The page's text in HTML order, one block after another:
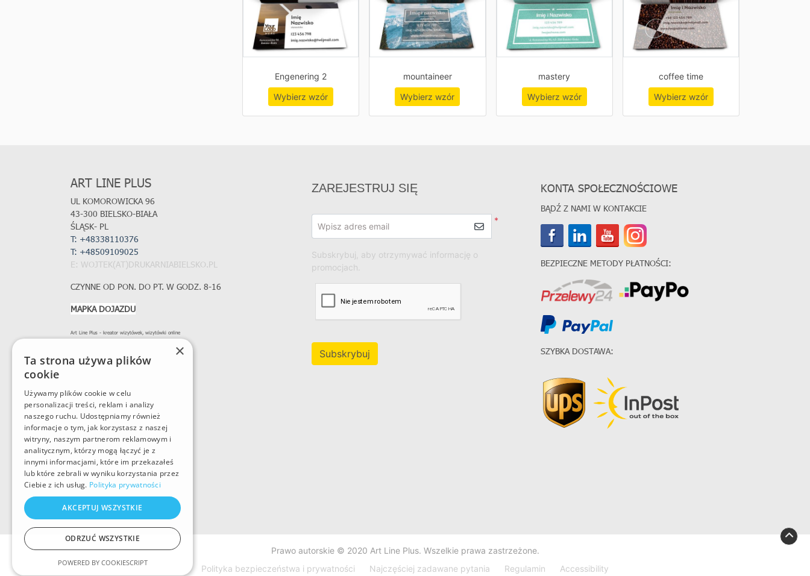
Engenering 2
Wybierz wzór
mountaineer
Wybierz wzór
mastery
Wybierz wzór
coffee time
Wybierz wzór
ART LINE PLUS
UL KOMOROWICKA 96
43-300 BIELSKO-BIAŁA
ŚLĄSK- PL
T: +48338110376
T: +48509109025
E: WOJTEK(AT)DRUKARNIABIELSKO.PL
CZYNNE OD PON. DO PT. W GODZ. 8-16
MAPKA DOJAZDU
Art Line Plus - kreator wizytówek, wizytówki online
ZAREJESTRUJ SIĘ
*
Wpisz adres email
Subskrybuj, aby otrzymywać informację o
promocjach.
Subskrybuj
KONTA SPOŁECZNOŚCIOWE
BĄDŹ Z NAMI W KONTAKCIE
BEZPIECZNE METODY PŁATNOŚCI:
SZYBKA DOSTAWA:
Prawo autorskie © 2020 Art Line Plus. Wszelkie prawa zastrzeżone.
Polityka bezpieczeństwa i prywatności
Najczęściej zadawane pytania Regulamin Accessibility
×
Ta strona używa plików
cookie
Używamy plików cookie w celu
personalizacji treści, reklam i analizy
naszego ruchu. Udostępniamy również
informacje o tym, jak korzystasz z naszej
witryny, naszym partnerom reklamowym i
analitycznym, którzy mogą łączyć je z
innymi informacjami, które im przekazałeś
lub które zebrali w wyniku korzystania przez
Ciebie z ich usług. Polityka prywatności
AKCEPTUJ WSZYSTKIE
ODRZUĆ WSZYSTKIE
POWERED BY COOKIESCRIPT